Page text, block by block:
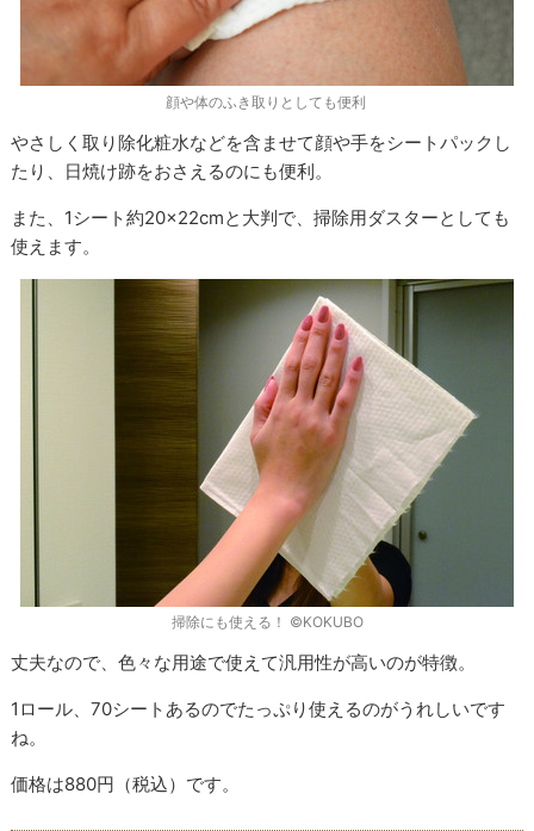
顔や体のふき取りとしても便利
やさしく取り除化粧水などを含ませて顔や手をシートパックし
たり、日焼け跡をおさえるのにも便利。
また、1シート約20×22cmと大判で、掃除用ダスターとしても
使えます。
掃除にも使える！ ©KOKUBO
丈夫なので、色々な用途で使えて汎用性が高いのが特徴。
1ロール、70シートあるのでたっぷり使えるのがうれしいです
ね。
価格は880円（税込）です。